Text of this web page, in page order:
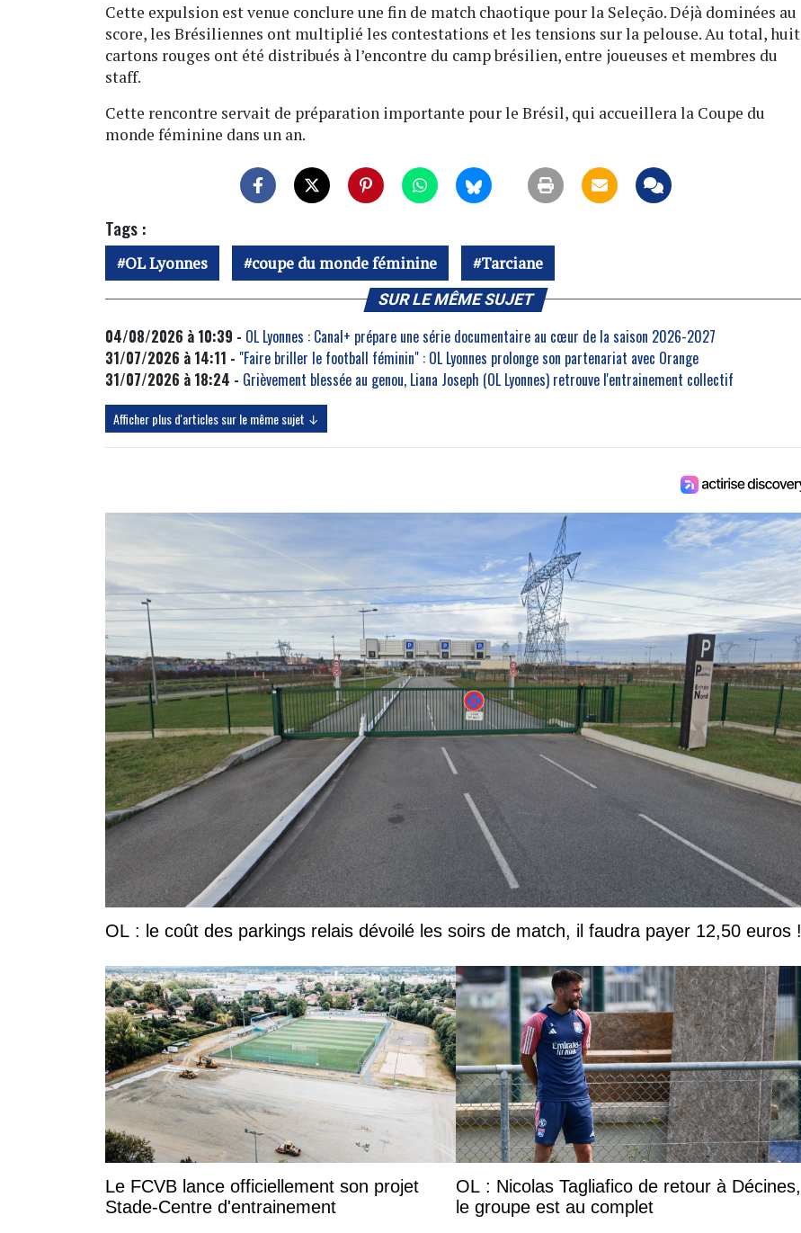
Cette expulsion est venue conclure une fin de match chaotique pour la Seleção. Déjà dominées au
score, les Brésiliennes ont multiplié les contestations et les tensions sur la pelouse. Au total, huit
cartons rouges ont été distribués à l’encontre du camp brésilien, entre joueuses et membres du
staff.
Cette rencontre servait de préparation importante pour le Brésil, qui accueillera la Coupe du
monde féminine dans un an.
Tags :
OL Lyonnes coupe du monde féminine Tarciane
SUR LE MÊME SUJET
04/08/2026 à 10:39 - OL Lyonnes : Canal+ prépare une série documentaire au cœur de la saison 2026-2027
31/07/2026 à 14:11 - "Faire briller le football féminin" : OL Lyonnes prolonge son partenariat avec Orange
31/07/2026 à 18:24 - Grièvement blessée au genou, Liana Joseph (OL Lyonnes) retrouve l'entrainement collectif
Afficher plus d'articles sur le même sujet ↓
OL : le coût des parkings relais dévoilé les soirs de match, il faudra payer 12,50 euros !
Le FCVB lance officiellement son projet
Stade-Centre d'entrainement
OL : Nicolas Tagliafico de retour à Décines,
le groupe est au complet